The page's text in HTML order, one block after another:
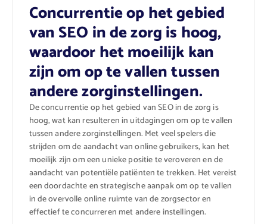
Concurrentie op het gebied
van SEO in de zorg is hoog,
waardoor het moeilijk kan
zijn om op te vallen tussen
andere zorginstellingen.
De concurrentie op het gebied van SEO in de zorg is
hoog, wat kan resulteren in uitdagingen om op te vallen
tussen andere zorginstellingen. Met veel spelers die
strijden om de aandacht van online gebruikers, kan het
moeilijk zijn om een unieke positie te veroveren en de
aandacht van potentiële patiënten te trekken. Het vereist
een doordachte en strategische aanpak om op te vallen
in de overvolle online ruimte van de zorgsector en
effectief te concurreren met andere instellingen.